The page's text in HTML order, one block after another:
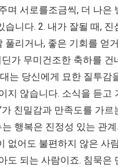
서로를조금씩, 더 나은
니다. 2. 내가 잘될 때,
리거나, 좋은 기회를 얻
가 무미건조한 축하를 건
는 당신에게 묘한 질투감
않습니다. 소식을 듣고
친밀감과 만족도를 가
행복은 진정성 있는 관
없어도 불편하지 않은 사
되는 사람이죠. 침묵은